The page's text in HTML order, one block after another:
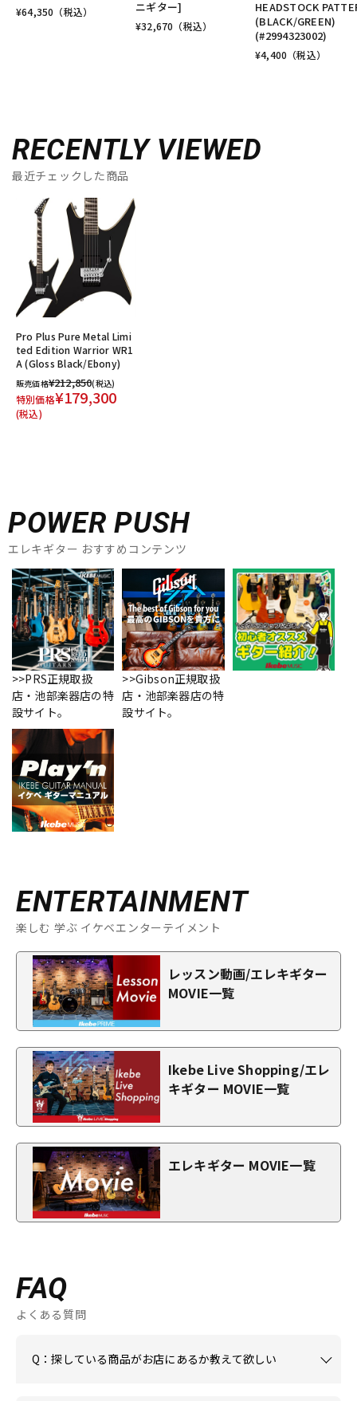
¥64,350 （税込） ニギター]
¥32,670 （税込）
HEADSTOCK
(BLACK/GREEN)
(#2994323002)
¥4,400 （税込）
RECENTLY VIEWED
最近チェックした商品
Pro Plus Pure Metal Limi
ted Edition Warrior WR1
A (Gloss Black/Ebony)
販売価格¥212,850(税込)
特別価格¥179,300
(税込)
POWER PUSH
エレキギター おすすめコンテンツ
>>PRS正規取扱
店・池部楽器店の特
設サイト。
>>Gibson正規取扱
店・池部楽器店の特
設サイト。
ENTERTAINMENT
楽しむ 学ぶ イケベエンターテイメント
レッスン動画/エレキギター
MOVIE一覧
Ikebe Live Shopping/エレ
キギター MOVIE一覧
エレキギター MOVIE一覧
FAQ
よくある質問
Q：探している商品がお店にあるか教えて欲しい